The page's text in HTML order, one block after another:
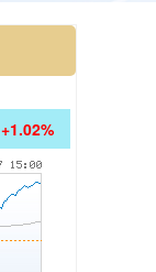
+1.02%